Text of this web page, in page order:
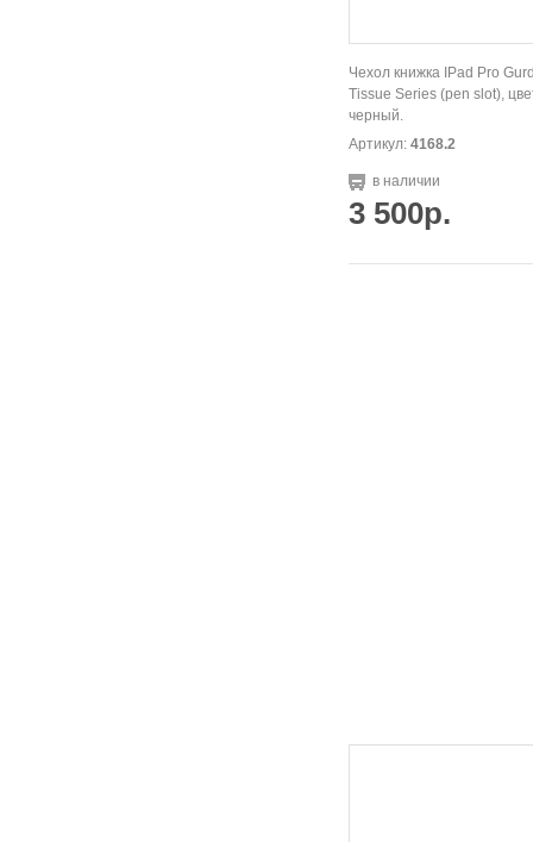
Чехол книжка IPad Pro
Tissue Series (pen slot),
черный.
Артикул: 4168.2
в наличии
3 500р.